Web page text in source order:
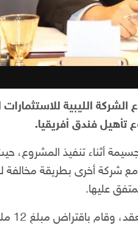
الليبية للاستثمارات
تأهيل فندق أفريقيا.
أثناء تنفيذ
وإعادة التعاقد مع شركة أخرى بطريقة
وأشار